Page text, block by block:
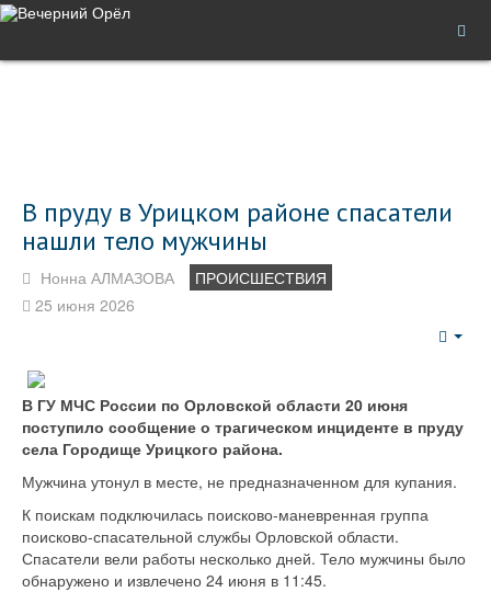
В пруду в Урицком районе спасатели
нашли тело мужчины
Нонна АЛМАЗОВА
ПРОИСШЕСТВИЯ
25 июня 2026
В ГУ МЧС России по Орловской области 20 июня
поступило сообщение о трагическом инциденте в пруду
села Городище Урицкого района.
Мужчина утонул в месте, не предназначенном для купания.
К поискам подключилась поисково‑маневренная группа
поисково‑спасательной службы Орловской области.
Спасатели вели работы несколько дней. Тело мужчины было
обнаружено и извлечено 24 июня в 11:45.